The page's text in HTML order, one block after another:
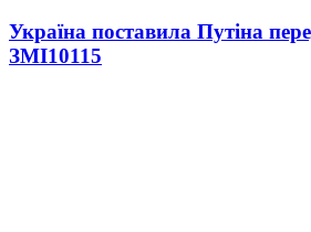
Україна поставила Путіна
ЗМІ10115